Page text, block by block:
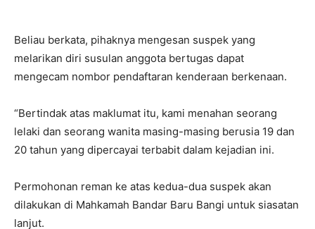
Beliau berkata, pihaknya mengesan suspek yang
melarikan diri susulan anggota bertugas dapat
mengecam nombor pendaftaran kenderaan berkenaan.
“Bertindak atas maklumat itu, kami menahan seorang
lelaki dan seorang wanita masing-masing berusia 19 dan
20 tahun yang dipercayai terbabit dalam kejadian ini.
Permohonan reman ke atas kedua-dua suspek akan
dilakukan di Mahkamah Bandar Baru Bangi untuk siasatan
lanjut.